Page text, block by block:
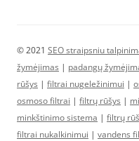
© 2021 SEO straipsniu
žymėjimas | padangų
rūšys | filtrai nugeležinimui |
osmoso filtrai | filtrų rūšys |
minkštinimo sistema | filtrų
filtrai nukalkinimui | vandens